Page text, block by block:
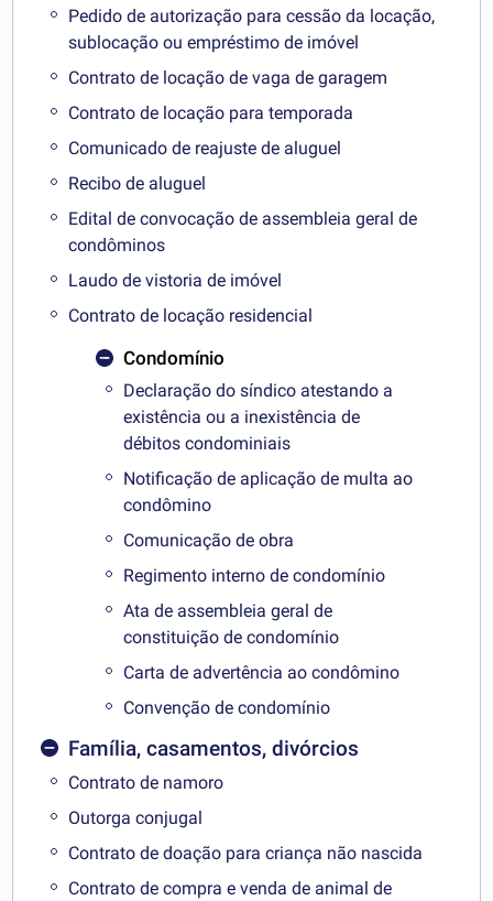
Pedido de autorização para cessão da locação,
sublocação ou empréstimo de imóvel
Contrato de locação de vaga de garagem
Contrato de locação para temporada
Comunicado de reajuste de aluguel
Recibo de aluguel
Edital de convocação de assembleia geral de
condôminos
Laudo de vistoria de imóvel
Contrato de locação residencial
Condomínio
Declaração do síndico atestando a
existência ou a inexistência de
débitos condominiais
Notificação de aplicação de multa ao
condômino
Comunicação de obra
Regimento interno de condomínio
Ata de assembleia geral de
constituição de condomínio
Carta de advertência ao condômino
Convenção de condomínio
Família, casamentos, divórcios
Contrato de namoro
Outorga conjugal
Contrato de doação para criança não nascida
Contrato de compra e venda de animal de